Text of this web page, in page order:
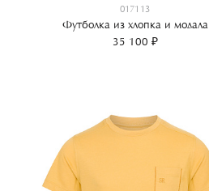
017113
Футболка из хлопка и модала
35 100 ₽